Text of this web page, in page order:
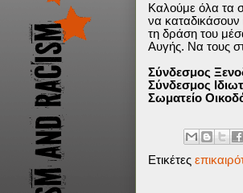
Καλούμε όλα τα
να
τη δράση του
Αυγής. Να τους
Σύνδεσμος
Σύνδεσμος
Σωματείο
Ετικέτες